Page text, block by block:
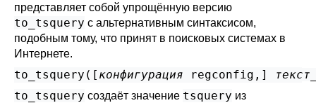
представляет собой упрощённую версию
to_tsquery с альтернативным синтаксисом,
подобным тому, что принят в поисковых системах в
Интернете.
to_tsquery([ конфигурация regconfig , ]
to_tsquery создаёт значение tsquery из